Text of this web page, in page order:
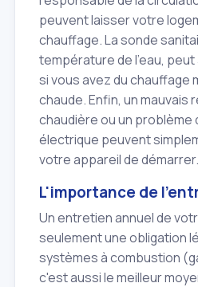
peuvent laisser votre
chauffage. La sonde
température de l'eau,
si vous avez du chauffage
chaude. Enfin, un mauvais
chaudière ou un problème
électrique peuvent
votre appareil de démarrer.
L'importance de
Un entretien annuel de
seulement une obligation
systèmes à combustion
c'est aussi le meilleur